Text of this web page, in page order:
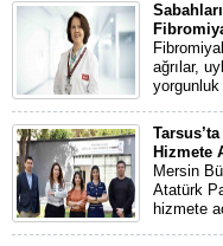
ağrılar,
Hizmete
Mersin
Atatürk
hizmete